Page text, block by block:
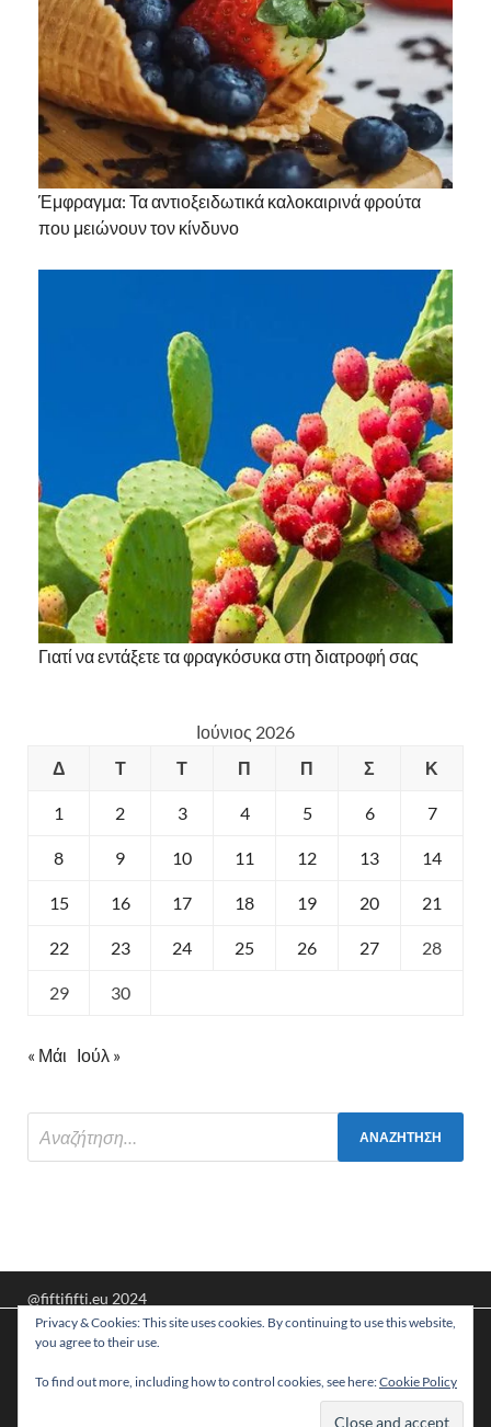
Έμφραγμα: Τα αντιοξειδωτικά καλοκαιρινά φρούτα
που μειώνουν τον κίνδυνο
Γιατί να εντάξετε τα φραγκόσυκα στη διατροφή σας
Ιούνιος 2026
Δ
Τ Τ Π Π Σ Κ
1 2 3 4 5 6 7
8 9 10 11 12 13 14
15 16 17 18 19 20 21
22 23 24 25 26 27 28
29 30
« Μάι Ιούλ »
@fiftififti.eu 2024
Υποστηρίζεται απόWordPressκαιHitMag.
Χρησιμοποιούμε cookies για να σας προσφέρουμε τη
βέλτιστη εμπειρία πλοήγησης στον ιστότοπό μας.
Μπορείτε να μάθετε ποια cookies χρησιμοποιούμε ή να τα
απενεργοποιήσετε στιςρυθμίσεις
Privacy & Cookies: This site uses cookies. By continuing to use this website,
you agree to their use.
To find out more, including how to control cookies, see here:Cookie Policy